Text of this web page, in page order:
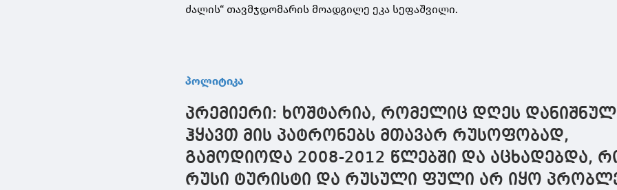
ძალის“ თავმჯდომარის მოადგილე ეკა სეფაშვილი.
პოლიტიკა
პრემიერი: ხოშტარია, რომელიც დღეს
ჰყავთ მის პატრონებს მთავარ რუსოფობად,
გამოდიოდა 2008-2012 წლებში და აცხადებდა,
რუსი ტურისტი და რუსული ფული არ იყო